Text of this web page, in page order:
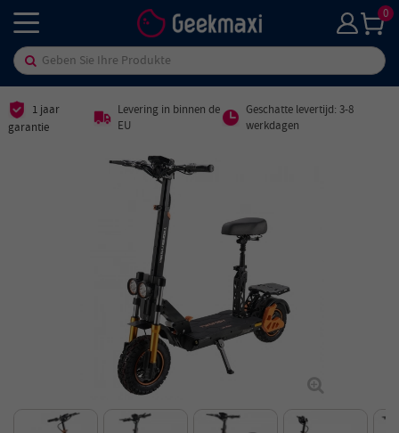
0
1 jaar
garantie
Levering in binnen de
EU
Geschatte levertijd: 3-8
werkdagen